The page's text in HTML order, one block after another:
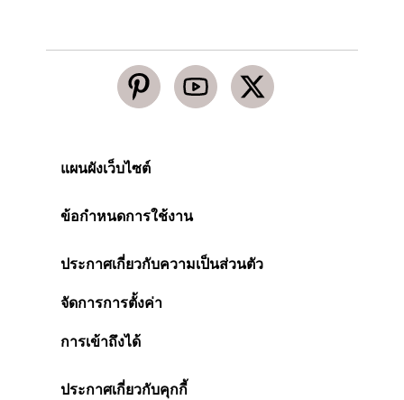
แผนผังเว็บไซต์
ข้อกำหนดการใช้งาน
ประกาศเกี่ยวกับความเป็นส่วนตัว
จัดการการตั้งค่า
การเข้าถึงได้
ประกาศเกี่ยวกับคุกกี้